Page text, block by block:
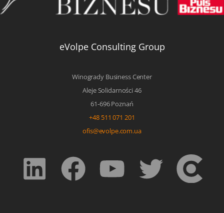
eVolpe Consulting Group
Winogrady Business Center
Aleje Solidarności 46
61-696 Poznań
+48 511 071 201
ofis@evolpe.com.ua